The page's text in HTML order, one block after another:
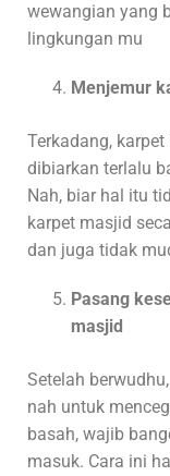
wewangian yang
lingkungan mu
Menjemur
Terkadang,
dibiarkan terlalu
Nah, biar hal itu
karpet masjid
dan juga tidak
Pasang
masjid
Setelah
nah untuk
basah, wajib
masuk. Cara ini